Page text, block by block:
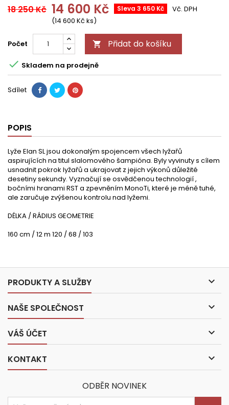
18 250 Kč 14 600 Kč Sleva 3 650 Kč
(14 600 Kč ks)
Vč. DPH
Počet  Přidat do košíku
 Skladem na prodejně
Sdílet
POPIS
Lyže Elan SL jsou dokonalým spojencem všech lyžařů
aspirujících na titul slalomového šampióna. Byly vyvinuty s cílem
usnadnit pokrok lyžařů a ukrajovat z jejich výkonů důležité
desetiny sekundy. Vyznačují se osvědčenou technologií ,
bočními hranami RST a zpevněním MonoTi, které je méně tuhé,
ale zaručuje zvýšenou kontrolu nad lyžemi.
DÉLKA / RÁDIUS GEOMETRIE
160 cm / 12 m 120 / 68 / 103
PRODUKTY A SLUŽBY 
NAŠE SPOLEČNOST 
VÁŠ ÚČET 
KONTAKT 
ODBĚR NOVINEK